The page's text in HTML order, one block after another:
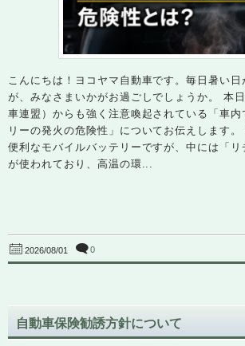
こんにちは！ヨコヤマ自動車です。毎日暑い日
が、みなさまいかがお過ごしでしょうか。 本
車連盟）からも強く注意喚起されている「車
リーの発火の危険性」についてお伝えします
便利なモバイルバッテリーですが、中には「リ
が使われており、高温の環...
2026/08/01 0
自動車保険勧誘方針について